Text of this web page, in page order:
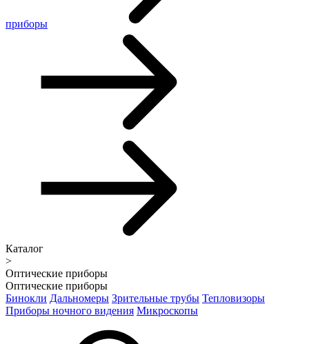
приборы
Каталог
>
Оптические приборы
Оптические приборы
Бинокли Дальномеры Зрительные трубы Тепловизоры
Приборы ночного видения Микроскопы